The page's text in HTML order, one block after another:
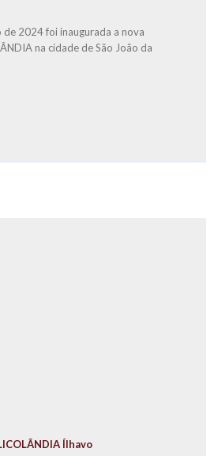
2024 foi inaugurada a nova
na cidade de São João da
Ílhavo